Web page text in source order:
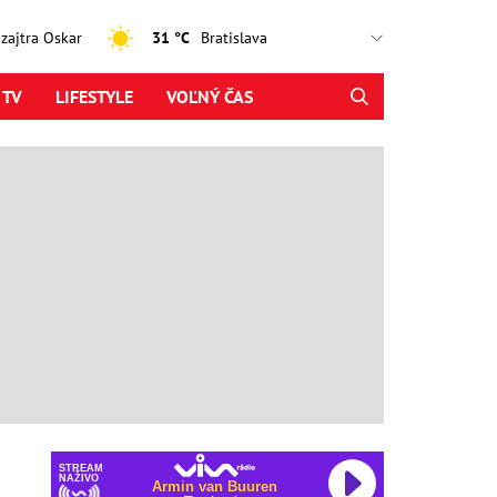
Oskar 31 °C
LIFESTYLE VOĽNÝ ČAS
STREAM
NAŽIVO
Armin van Buuren